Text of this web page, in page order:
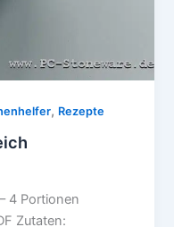
, Rezepte
4 Portionen
Zutaten: